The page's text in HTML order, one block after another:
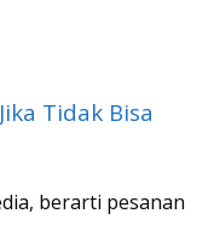
Tidak Bisa
berarti pesanan